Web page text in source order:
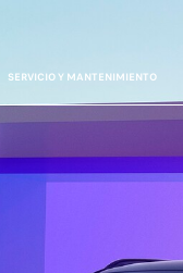
SERVICIO Y MANTENIMIENTO